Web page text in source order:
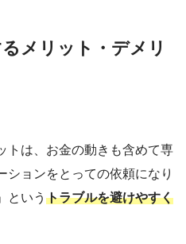
メリット・デメリ
トは、お金の動きも含めて専
ションをとっての依頼になり
という トラブルを避けやすく